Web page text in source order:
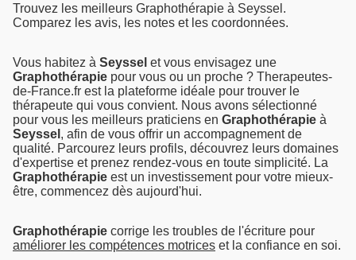
Trouvez les meilleurs Graphothérapie à Seyssel.
Comparez les avis, les notes et les coordonnées.
Vous habitez à Seyssel et vous envisagez une
Graphothérapie pour vous ou un proche ? Therapeutes-
de-France.fr est la plateforme idéale pour trouver le
thérapeute qui vous convient. Nous avons sélectionné
pour vous les meilleurs praticiens en Graphothérapie à
Seyssel , afin de vous offrir un accompagnement de
qualité. Parcourez leurs profils, découvrez leurs domaines
d'expertise et prenez rendez-vous en toute simplicité. La
Graphothérapie est un investissement pour votre mieux-
être, commencez dès aujourd'hui.
Graphothérapie corrige les troubles de l'écriture pour
améliorer les compétences motrices et la confiance en soi.